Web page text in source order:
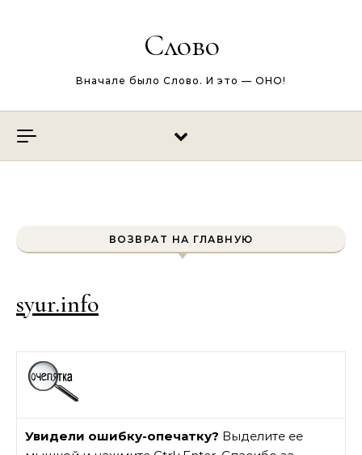
Слово
Вначале было Слово. И это — ОНО!
ВОЗВРАТ НА ГЛАВНУЮ
syur.info
Увидели ошибку-опечатку? Выделите ее